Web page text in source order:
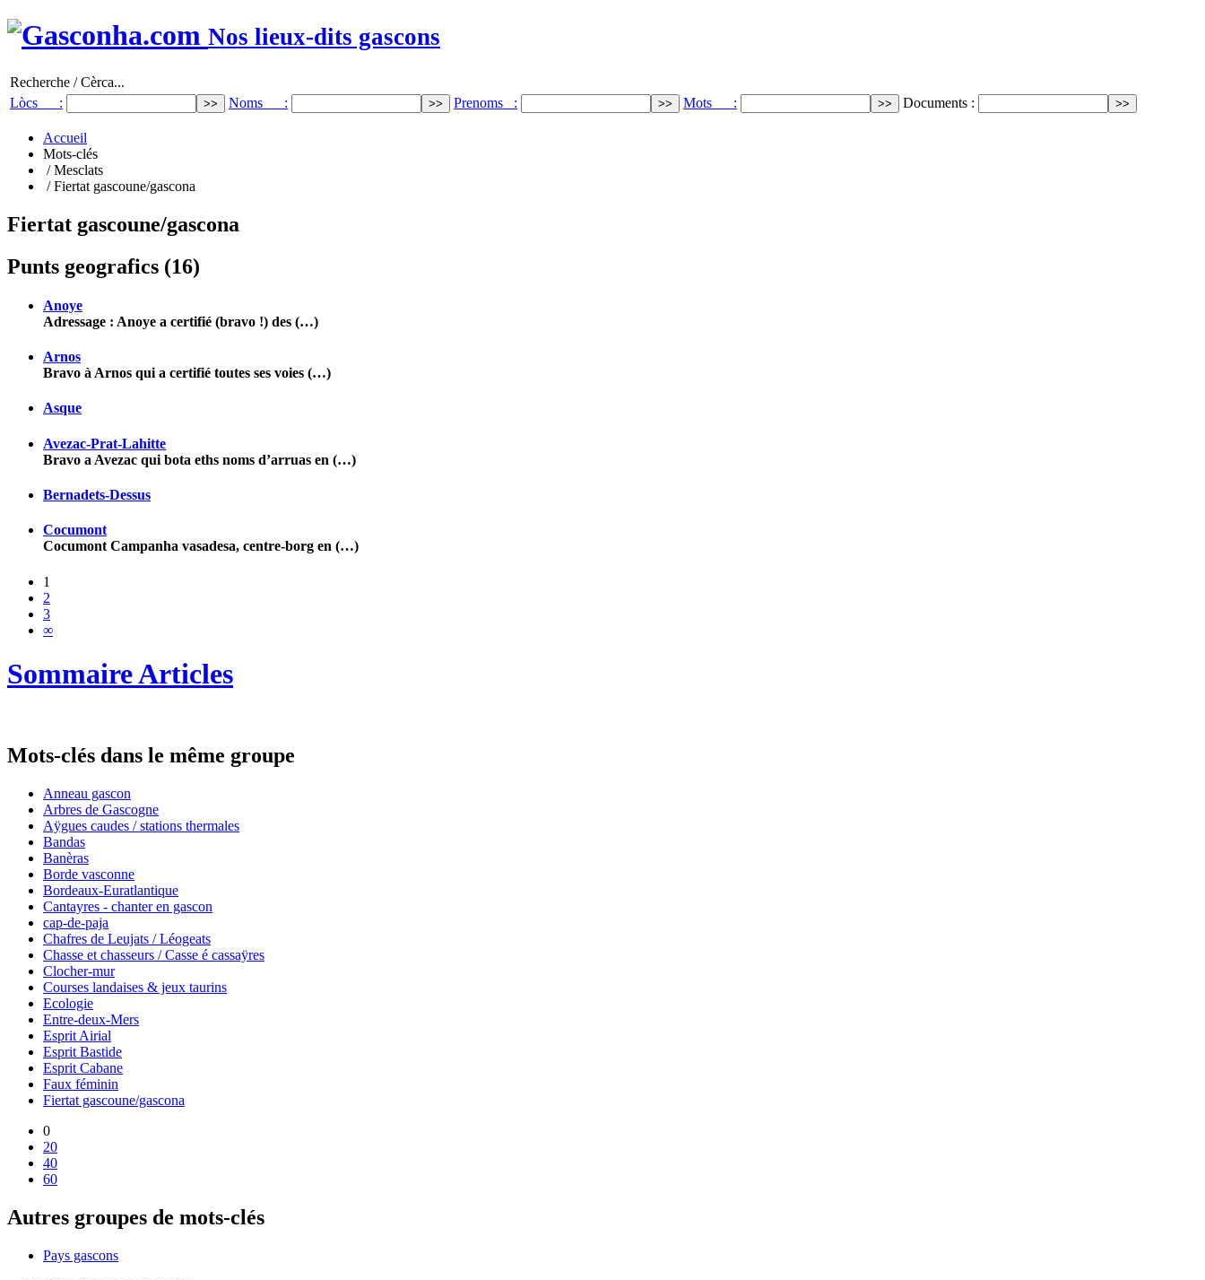
Nos lieux-dits gascons
Recherche / Cèrca...
Lòcs :
Noms : Prenoms : Mots : Documents :
Accueil
Mots-clés
/ Mesclats
/ Fiertat gascoune/gascona
Fiertat gascoune/gascona
Punts geografics (16)
Anoye
Adressage : Anoye a certifié (bravo !) des (…)
Arnos
Bravo à Arnos qui a certifié toutes ses voies (…)
Asque
Avezac-Prat-Lahitte
Bravo a Avezac qui bota eths noms d’arruas en (…)
Bernadets-Dessus
Cocumont
Cocumont Campanha vasadesa, centre-borg en (…)
1
2
3
∞
Sommaire Articles
Mots-clés dans le même groupe
Anneau gascon
Arbres de Gascogne
Aÿgues caudes / stations thermales
Bandas
Banèras
Borde vasconne
Bordeaux-Euratlantique
Cantayres - chanter en gascon
cap-de-paja
Chafres de Leujats / Léogeats
Chasse et chasseurs / Casse é cassaÿres
Clocher-mur
Courses landaises & jeux taurins
Ecologie
Entre-deux-Mers
Esprit Airial
Esprit Bastide
Esprit Cabane
Faux féminin
Fiertat gascoune/gascona
0
20
40
60
Autres groupes de mots-clés
Pays gascons